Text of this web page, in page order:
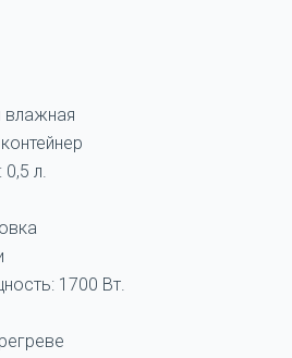
влажная
л.
1700 Вт.